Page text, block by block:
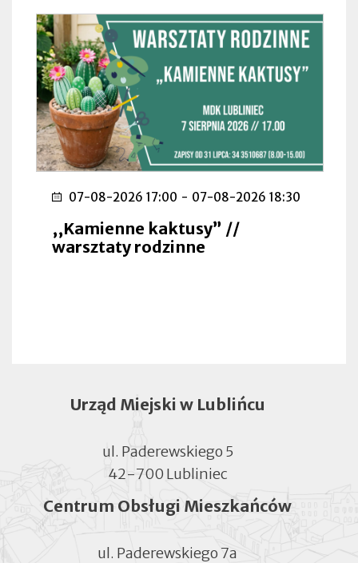
07-08-2026 17:00 - 07-08-2026 18:30
,,Kamienne kaktusy” //
warsztaty rodzinne
Urząd Miejski w Lublińcu
ul. Paderewskiego 5
42-700 Lubliniec
Centrum Obsługi Mieszkańców
ul. Paderewskiego 7a